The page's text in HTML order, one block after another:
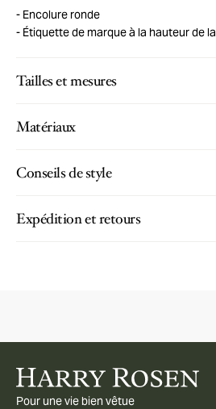
Encolure ronde
Étiquette de marque à la hauteur de
Tailles et mesures
Matériaux
Conseils de style
Expédition et retours
Pour une vie bien vêtue